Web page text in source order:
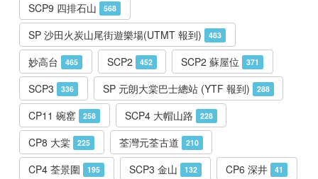
SCP9 四排石山 568
SP 沙田火炭山尾街遊樂場(UTMT 報到) 483
妙高台 465 SCP2 452 SCP2 蘇屋位 371
SCP3 336 SP 元朗大棠巴士總站 (YTF 報到) 288
CP11 碗窰 258 SCP4 大帽山路 228
CP8 大棠 225 荃灣元荃古道 210
CP4 荃景圍 195 SCP3 金山 132 CP6 深井 41